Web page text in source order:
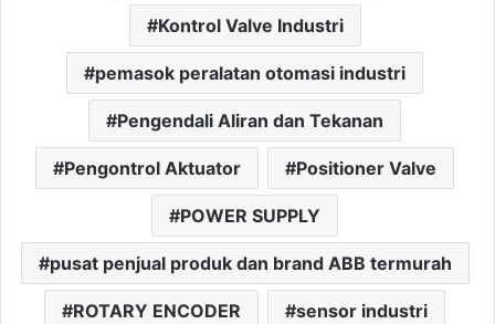
Kontrol Valve Industri
pemasok peralatan otomasi industri
Pengendali Aliran dan Tekanan
Pengontrol Aktuator Positioner Valve
POWER SUPPLY
pusat penjual produk dan brand ABB termurah
ROTARY ENCODER sensor industri